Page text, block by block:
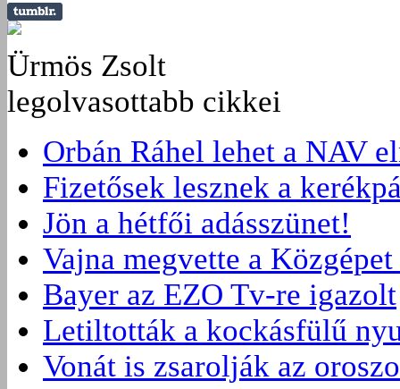
Ürmös Zsolt
legolvasottabb cikkei
Orbán Ráhel lehet a NAV
Fizetősek lesznek a
Jön a hétfői adásszünet!
Vajna megvette a
Bayer az EZO Tv-re igazolt
Letiltották a kockásfülű
Vonát is zsarolják az